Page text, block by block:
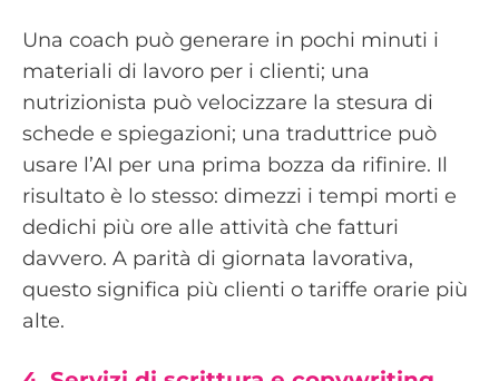
Una coach può generare in pochi minuti i
materiali di lavoro per i clienti; una
nutrizionista può velocizzare la stesura di
schede e spiegazioni; una traduttrice può
usare l’AI per una prima bozza da rifinire. Il
risultato è lo stesso: dimezzi i tempi morti e
dedichi più ore alle attività che fatturi
davvero. A parità di giornata lavorativa,
questo significa più clienti o tariffe orarie più
alte.